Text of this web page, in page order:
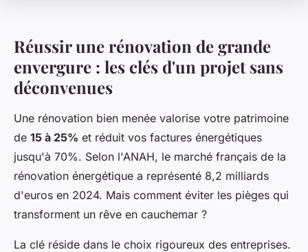
Réussir une rénovation de grande
envergure : les clés d'un projet sans
déconvenues
Une rénovation bien menée valorise votre patrimoine
de 15 à 25% et réduit vos factures énergétiques
jusqu'à 70%. Selon l'ANAH, le marché français de la
rénovation énergétique a représenté 8,2 milliards
d'euros en 2024. Mais comment éviter les pièges qui
transforment un rêve en cauchemar ?
La clé réside dans le choix rigoureux des entreprises.